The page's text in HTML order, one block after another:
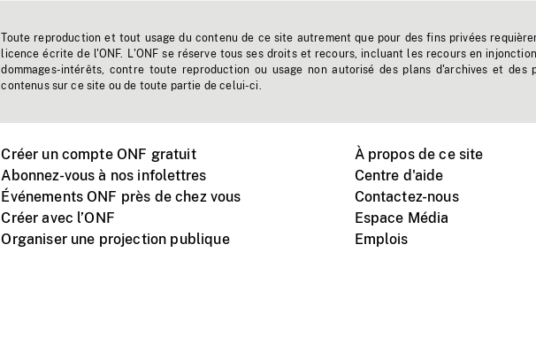
Toute reproduction et tout usage du contenu de ce site autrement que pour des fins privées
licence écrite de l'ONF. L'ONF se réserve tous ses droits et recours, incluant les recours en
dommages-intérêts, contre toute reproduction ou usage non autorisé des plans d'archives et des
contenus sur ce site ou de toute partie de celui-ci.
Créer un compte ONF gratuit
Abonnez-vous à nos infolettres
Événements ONF près de chez vous
Créer avec l’ONF
Organiser une projection publique
À propos de ce site
Centre d'aide
Contactez-nous
Espace Média
Emplois